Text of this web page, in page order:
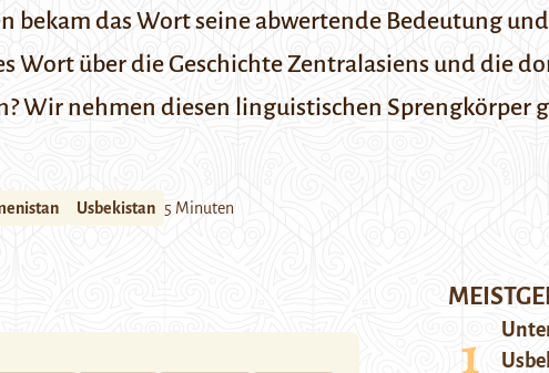
bekam das Wort seine abwertende Bedeutung
Wort über die Geschichte Zentralasiens und die
Wir nehmen diesen linguistischen Sprengkörper
Usbekistan 5 Minuten